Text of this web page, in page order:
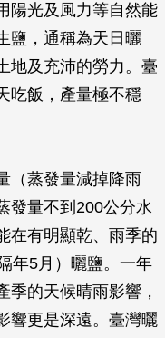
陽光及風力等自然能
鹽，通稱為天日曬
地及充沛的勞力。臺
吃飯，產量極不穩
（蒸發量減掉降雨
發量不到200公分水
在有明顯乾、雨季的
年5月）曬鹽。一年
季的天候晴雨影響，
響更是深遠。臺灣曬